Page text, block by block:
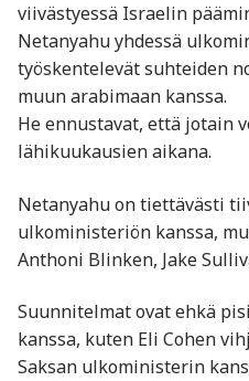
viivästyessä Israelin
Netanyahu yhdessä
työskentelevät suhteiden
muun arabimaan kanssa.
He ennustavat, että jotain
lähikuukausien aikana.
Netanyahu on tiettävästi
ulkoministeriön kanssa,
Anthoni Blinken, Jake
Suunnitelmat ovat ehkä
kanssa, kuten Eli Cohen
Saksan ulkoministerin